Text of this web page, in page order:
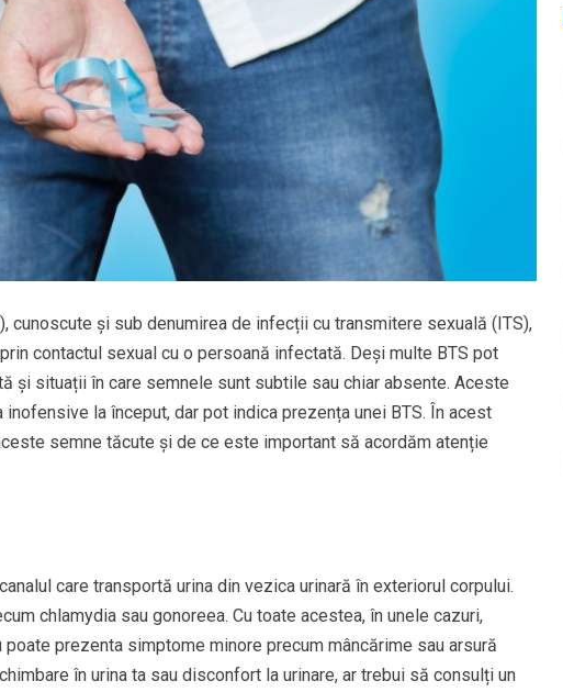
cunoscute și sub denumirea de infecții cu transmitere sexuală (ITS),
contactul sexual cu o persoană infectată. Deși multe BTS pot
și situații în care semnele sunt subtile sau chiar absente. Aceste
la început, dar pot indica prezența unei BTS. În acest
semne tăcute și de ce este important să acordăm atenție
care transportă urina din vezica urinară în exteriorul corpului.
chlamydia sau gonoreea. Cu toate acestea, în unele cazuri,
prezenta simptome minore precum mâncărime sau arsură
în urina ta sau disconfort la urinare, ar trebui să consulți un